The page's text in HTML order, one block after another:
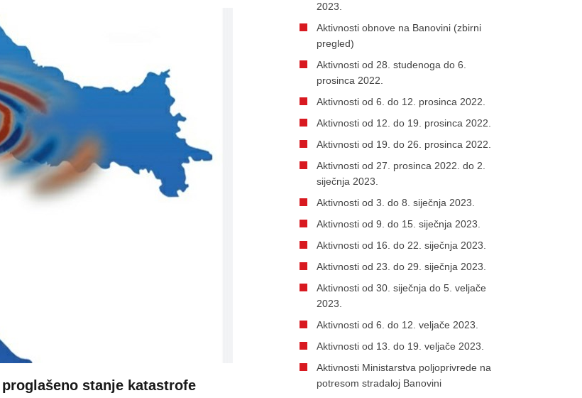
stanje katastrofe
2023.
Aktivnosti obnove na Banovini (zbirni
pregled)
Aktivnosti od 28. studenoga do 6.
prosinca 2022.
Aktivnosti od 6. do 12. prosinca 2022.
Aktivnosti od 12. do 19. prosinca 2022.
Aktivnosti od 19. do 26. prosinca 2022.
Aktivnosti od 27. prosinca 2022. do 2.
siječnja 2023.
Aktivnosti od 3. do 8. siječnja 2023.
Aktivnosti od 9. do 15. siječnja 2023.
Aktivnosti od 16. do 22. siječnja 2023.
Aktivnosti od 23. do 29. siječnja 2023.
Aktivnosti od 30. siječnja do 5. veljače
2023.
Aktivnosti od 6. do 12. veljače 2023.
Aktivnosti od 13. do 19. veljače 2023.
Aktivnosti Ministarstva poljoprivrede na
potresom stradaloj Banovini